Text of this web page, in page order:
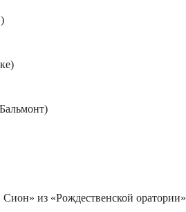
Сион» из «Рождественской оратории»